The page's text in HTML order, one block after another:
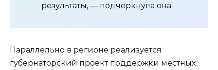
результаты, — подчеркнула она.
Параллельно в регионе реализуется
губернаторский проект поддержки местных